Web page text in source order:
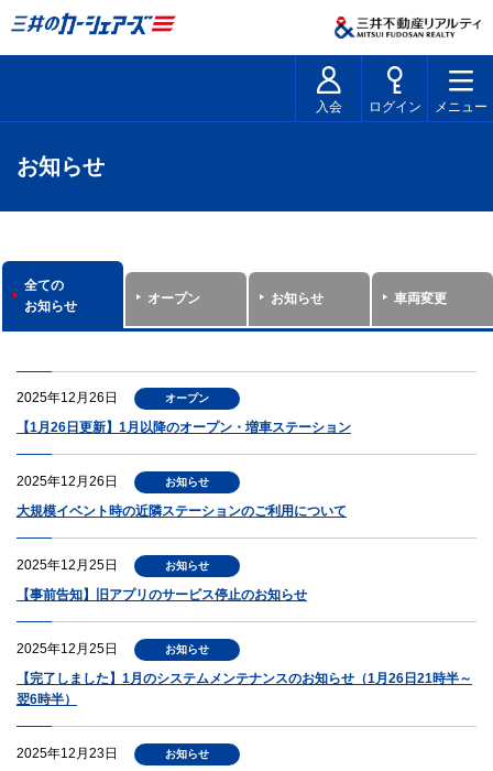
入会 ログイン メニュー
お知らせ
全ての
お知らせ
オープン お知らせ 車両変更
2025年12月26日 オープン
【1月26日更新】1月以降のオープン・増車ステーション
2025年12月26日 お知らせ
大規模イベント時の近隣ステーションのご利用について
2025年12月25日 お知らせ
【事前告知】旧アプリのサービス停止のお知らせ
2025年12月25日 お知らせ
【完了しました】1月のシステムメンテナンスのお知らせ（1月26日21時半～
翌6時半）
2025年12月23日 お知らせ